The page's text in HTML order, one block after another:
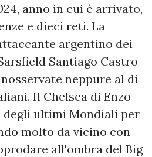
anno in cui è arrivato,
e dieci reti. La
argentino dei
Santiago Castro
neppure al di
Il Chelsea di Enzo
degli ultimi Mondiali per
molto da vicino con
all'ombra del Big